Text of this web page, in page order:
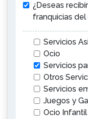
¿Deseas
franquicias
Servicios
Ocio
Servicios
Otros
Servicios
Juegos y
Ocio Infantil